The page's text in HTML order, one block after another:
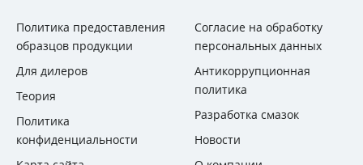
Политика предоставления
образцов продукции
Для дилеров
Теория
Политика
конфиденциальности
Согласие на обработку
персональных данных
Антикоррупционная
политика
Разработка смазок
Новости